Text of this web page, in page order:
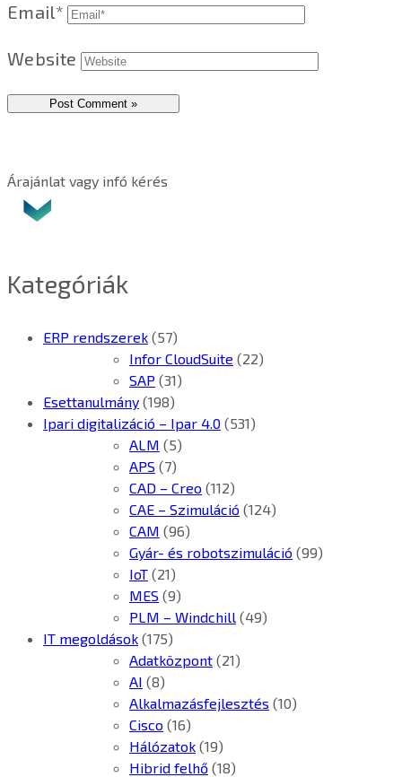
Email*
Website
Árajánlat vagy infó kérés
Kategóriák
ERP rendszerek (57)
Infor CloudSuite (22)
SAP (31)
Esettanulmány (198)
Ipari digitalizáció – Ipar 4.0 (531)
ALM (5)
APS (7)
CAD – Creo (112)
CAE – Szimuláció (124)
CAM (96)
Gyár- és robotszimuláció (99)
IoT (21)
MES (9)
PLM – Windchill (49)
IT megoldások (175)
Adatközpont (21)
AI (8)
Alkalmazásfejlesztés (10)
Cisco (16)
Hálózatok (19)
Hibrid felhő (18)